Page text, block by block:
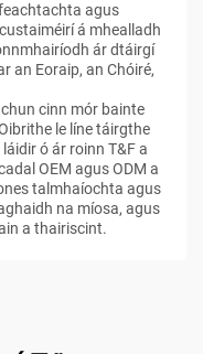
agus
á mhealladh
ár dtáirgí
an Eoraip, an Chóiré,
cinn mór bainte
le líne táirgthe
ó ár roinn T&F a
OEM agus ODM a
talmhaíochta agus
na míosa, agus
a thairiscint.